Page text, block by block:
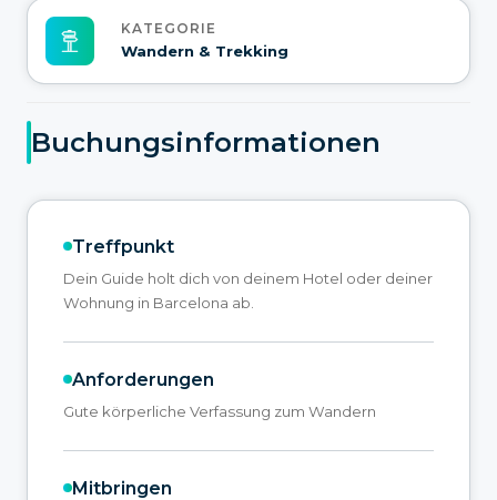
KATEGORIE
Wandern & Trekking
Buchungsinformationen
Treffpunkt
Dein Guide holt dich von deinem Hotel oder deiner
Wohnung in Barcelona ab.
Anforderungen
Gute körperliche Verfassung zum Wandern
Mitbringen